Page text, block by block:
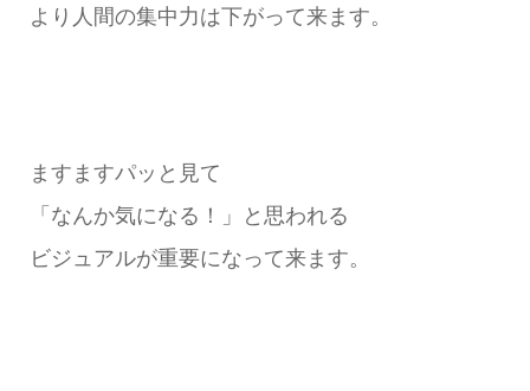
より人間の集中力は下がって来ます。
ますますパッと見て
「なんか気になる！」と思われる
ビジュアルが重要になって来ます。